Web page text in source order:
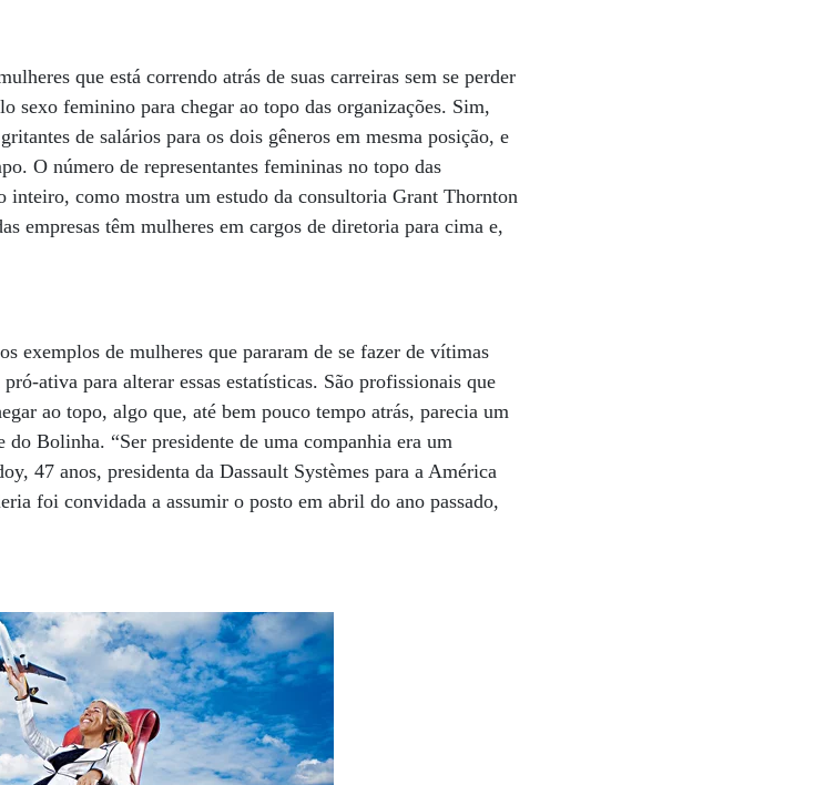
que está correndo atrás de suas carreiras sem se perder
sexo feminino para chegar ao topo das organizações. Sim,
de salários para os dois gêneros em mesma posição, e
O número de representantes femininas no topo das
inteiro, como mostra um estudo da consultoria Grant Thornton
empresas têm mulheres em cargos de diretoria para cima e,
exemplos de mulheres que pararam de se fazer de vítimas
ativa para alterar essas estatísticas. São profissionais que
ao topo, algo que, até bem pouco tempo atrás, parecia um
Bolinha. “Ser presidente de uma companhia era um
47 anos, presidenta da Dassault Systèmes para a América
foi convidada a assumir o posto em abril do ano passado,